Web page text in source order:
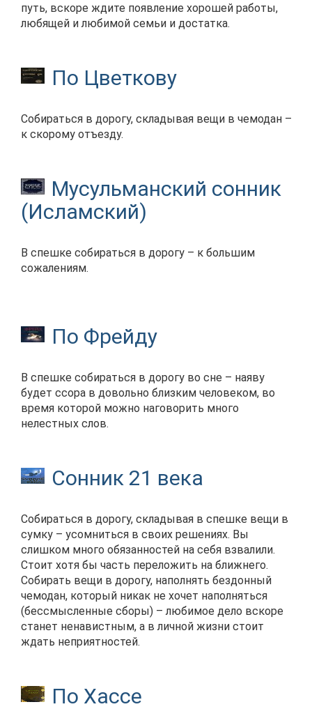
путь, вскоре ждите появление хорошей работы,
любящей и любимой семьи и достатка.
По Цветкову
Собираться в дорогу, складывая вещи в чемодан –
к скорому отъезду.
Мусульманский сонник
(Исламский)
В спешке собираться в дорогу – к большим
сожалениям.
По Фрейду
В спешке собираться в дорогу во сне – наяву
будет ссора в довольно близким человеком, во
время которой можно наговорить много
нелестных слов.
Сонник 21 века
Собираться в дорогу, складывая в спешке вещи в
сумку – усомниться в своих решениях. Вы
слишком много обязанностей на себя взвалили.
Стоит хотя бы часть переложить на ближнего.
Собирать вещи в дорогу, наполнять бездонный
чемодан, который никак не хочет наполняться
(бессмысленные сборы) – любимое дело вскоре
станет ненавистным, а в личной жизни стоит
ждать неприятностей.
По Хассе